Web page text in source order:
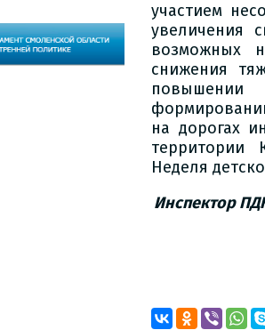
участием
увеличения
возможных
снижения
повышении
на дорогах
территории
Неделя
Инспектор